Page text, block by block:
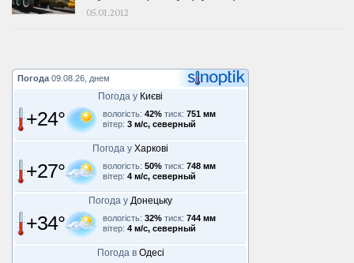
05.01.2012
Погода 09.08.26, днем
Погода у Києві
+24° вологість: 42% тиск: 751 мм
вітер: 3 м/с, северный
Погода у Харкові
+27° вологість: 50% тиск: 748 мм
вітер: 4 м/с, северный
Погода у Донецьку
+34° вологість: 32% тиск: 744 мм
вітер: 4 м/с, северный
Погода в Одесі